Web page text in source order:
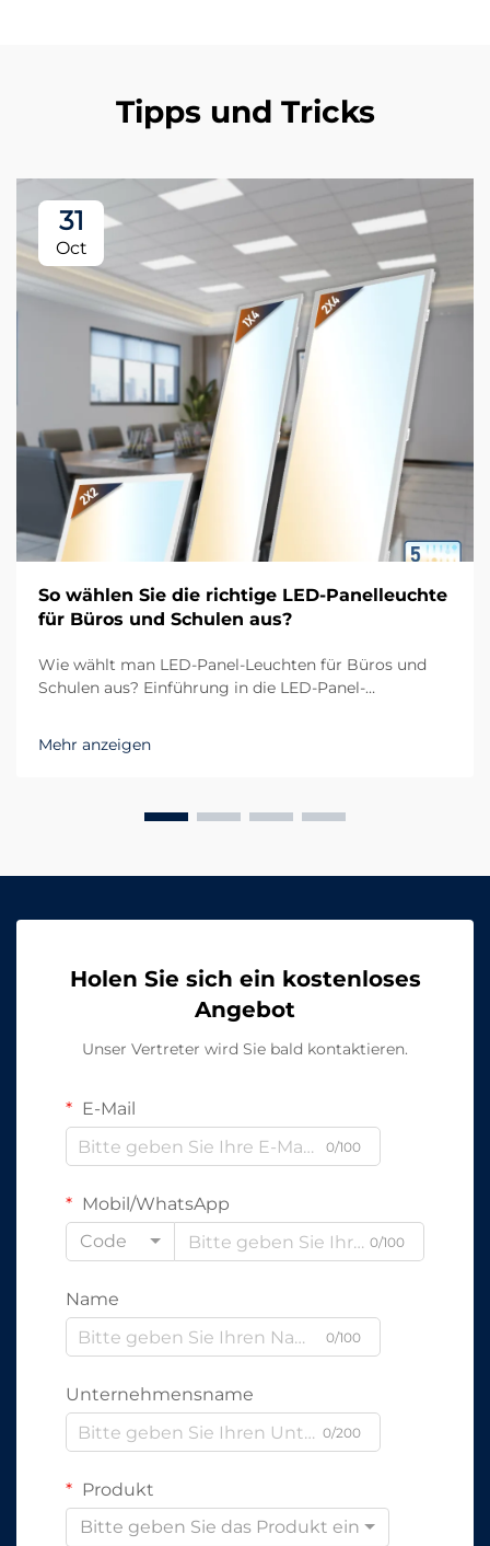
Tipps und Tricks
31
Oct
So wählen Sie die richtige LED-Panelleuchte
für Büros und Schulen aus?
Wie wählt man LED-Panel-Leuchten für Büros und
Schulen aus? Einführung in die LED-Panel-
und Lernumgebungen ist die Nachfrage nach
effizienter und komfortabler Beleuchtung
Mehr anzeigen
Holen Sie sich ein kostenloses
Angebot
Unser Vertreter wird Sie bald kontaktieren.
E-Mail
0/100
Mobil/WhatsApp
Code
0/100
Name
0/100
Unternehmensname
0/200
Produkt
Bitte geben Sie das Produkt ein